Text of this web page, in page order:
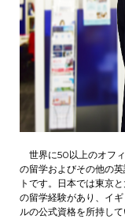
世界に50以上のオフ
の留学およびその他の
トです。日本では東京
の留学経験があり、イ
ルの公式資格を所持し